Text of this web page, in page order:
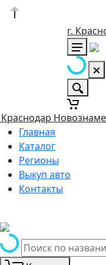
г.
Краснодар
Главная
Каталог
Регионы
Выкуп авто
Контакты